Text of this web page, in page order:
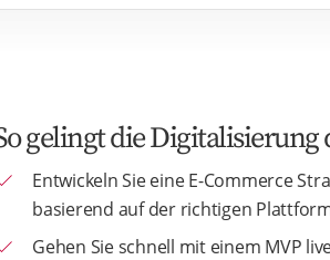
gelingt die
Entwickeln Sie eine E-Commerce
basierend auf der richtigen
Gehen Sie schnell mit einem MVP